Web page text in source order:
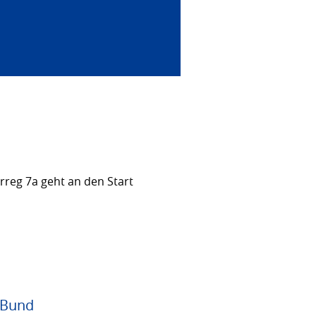
7a geht an den Start